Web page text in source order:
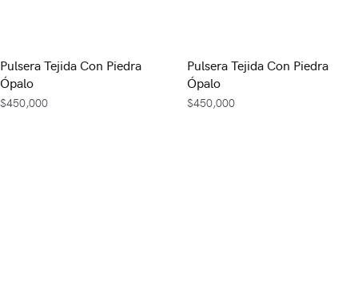
Pulsera Tejida Con Piedra
Ópalo
$450,000
Pulsera Tejida Con Piedra
Ópalo
$450,000